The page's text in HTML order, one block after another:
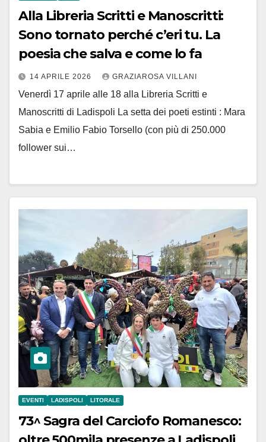
Alla Libreria Scritti e Manoscritti:
Sono tornato perché c’eri tu. La
poesia che salva e come lo fa
14 APRILE 2026 GRAZIAROSA VILLANI
Venerdì 17 aprile alle 18 alla Libreria Scritti e
Manoscritti di Ladispoli La setta dei poeti estinti : Mara
Sabia e Emilio Fabio Torsello (con più di 250.000
follower sui…
EVENTI LADISPOLI LITORALE
73^ Sagra del Carciofo Romanesco: